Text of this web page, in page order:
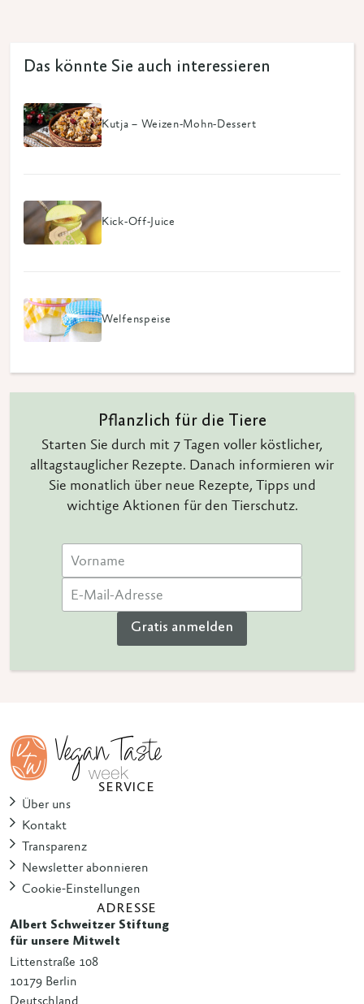
Das könnte Sie auch interessieren
Kutja – Weizen-Mohn-Dessert
Kick-Off-Juice
Welfenspeise
Pflanzlich für die Tiere
Starten Sie durch mit 7 Tagen voller köstlicher,
alltagstauglicher Rezepte. Danach informieren wir
Sie monatlich über neue Rezepte, Tipps und
wichtige Aktionen für den Tierschutz.
Gratis anmelden
SERVICE
Über uns
Kontakt
Transparenz
Newsletter abonnieren
Cookie-Einstellungen
ADRESSE
Albert Schweitzer Stiftung
für unsere Mitwelt
Littenstraße 108
10179 Berlin